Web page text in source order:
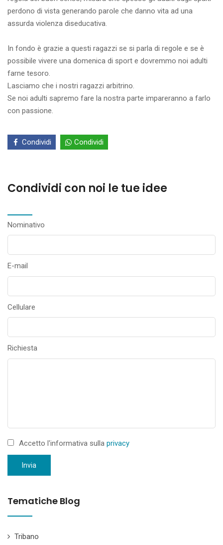
perdono di vista generando parole che danno vita ad una
assurda violenza diseducativa.
In fondo è grazie a questi ragazzi se si parla di regole e se è
possibile vivere una domenica di sport e dovremmo noi adulti
farne tesoro.
Lasciamo che i nostri ragazzi arbitrino.
Se noi adulti sapremo fare la nostra parte impareranno a farlo
con passione.
Condividi Condividi
Condividi con noi le tue idee
Nominativo
E-mail
Cellulare
Richiesta
Accetto l'informativa sulla privacy
Invia
Tematiche Blog
Tribano